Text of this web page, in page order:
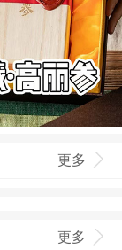
更多
更多